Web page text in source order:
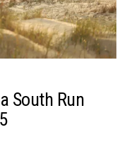
South Run